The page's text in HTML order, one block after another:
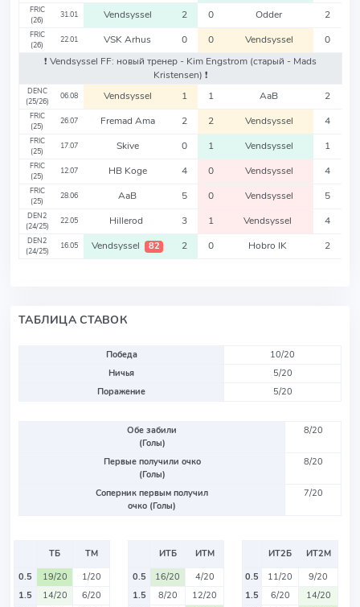
FRIC
(26)
31.01 Vendsyssel 2 0 Odder 2
FRIC
(26)
22.01 VSK Arhus 0 0 Vendsyssel
0
❗️ Vendsyssel FF: новый тренер - Kim Engstrom (старый - Mads
Kristensen) ❗️
DENC
(25/26)
06.08 Vendsyssel 1 1 AaB 2
FRIC
(25)
26.07 Fremad Ama 2 2 Vendsyssel 4
FRIC
(25)
17.07 Skive 0 1 Vendsyssel 1
FRIC
(25)
12.07 HB Koge 4 0 Vendsyssel 4
FRIC
(25)
28.06 AaB 5 0 Vendsyssel 5
DEN2
(24/25)
22.05 Hillerod 3 1 Vendsyssel 4
DEN2
(24/25)
16.05 Vendsyssel 82 2 0 Hobro IK 2
ТАБЛИЦА СТАВОК
Победа
10/20
Ничья
5/20
Поражение
5/20
Обе забили
(Голы)
8/20
Первые получили очко
(Голы)
8/20
Соперник первым получил
очко (Голы)
7/20
ТБ
ТМ
0.5
19/20
1/20
1.5
14/20
6/20
ИТБ
ИТМ
0.5
16/20
4/20
1.5
8/20
12/20
ИТ2Б
ИТ2М
0.5
11/20
9/20
1.5
6/20
14/20